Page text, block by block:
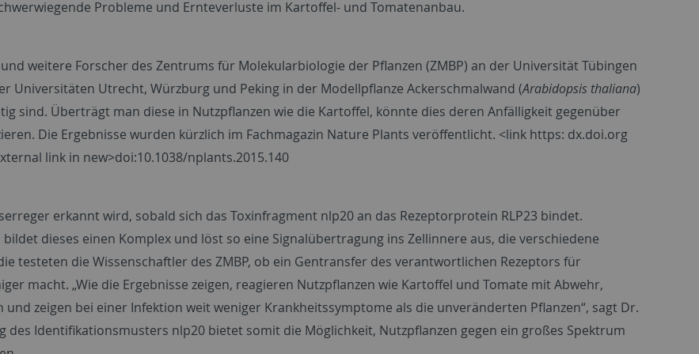
Probleme und Ernteverluste im Kartoffel- und Tomatenanbau.
weitere Forscher des Zentrums für Molekularbiologie der Pflanzen (ZMBP) an der Universität Tübingen
Utrecht, Würzburg und Peking in der Modellpflanze Ackerschmalwand (Arabidopsis thaliana)
sind. Überträgt man diese in Nutzpflanzen wie die Kartoffel, könnte dies deren Anfälligkeit gegenüber
Die Ergebnisse wurden kürzlich im Fachmagazin Nature Plants veröffentlicht. <link https: dx.doi.org
link in new>doi:10.1038/nplants.2015.140
erkannt wird, sobald sich das Toxinfragment nlp20 an das Rezeptorprotein RLP23 bindet.
dieses einen Komplex und löst so eine Signalübertragung ins Zellinnere aus, die verschiedene
testeten die Wissenschaftler des ZMBP, ob ein Gentransfer des verantwortlichen Rezeptors für
macht. „Wie die Ergebnisse zeigen, reagieren Nutzpflanzen wie Kartoffel und Tomate mit Abwehr,
zeigen bei einer Infektion weit weniger Krankheitssymptome als die unveränderten Pflanzen“, sagt Dr.
Identifikationsmusters nlp20 bietet somit die Möglichkeit, Nutzpflanzen gegen ein großes Spektrum